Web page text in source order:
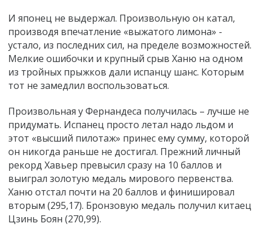
И японец не выдержал. Произвольную он катал,
производя впечатление «выжатого лимона» -
устало, из последних сил, на пределе возможностей.
Мелкие ошибочки и крупный срыв Ханю на одном
из тройных прыжков дали испанцу шанс. Которым
тот не замедлил воспользоваться.
Произвольная у Фернандеса получилась – лучше не
придумать. Испанец просто летал надо льдом и
этот «высший пилотаж» принес ему сумму, которой
он никогда раньше не достигал. Прежний личный
рекорд Хавьер превысил сразу на 10 баллов и
выиграл золотую медаль мирового первенства.
Ханю отстал почти на 20 баллов и финишировал
вторым (295,17). Бронзовую медаль получил китаец
Цзинь Боян (270,99).